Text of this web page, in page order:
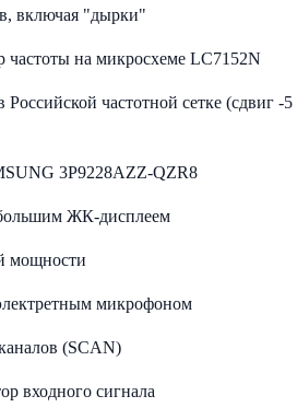
включая "дырки"
частоты на микросхеме LC7152N
частотной сетке (сдвиг -5
3P9228AZZ-QZR8
ЖК-дисплеем
мощности
микрофоном
(SCAN)
входного сигнала